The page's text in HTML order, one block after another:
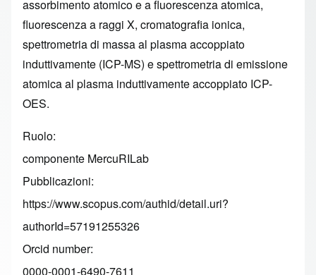
assorbimento atomico e a fluorescenza atomica,
fluorescenza a raggi X, cromatografia ionica,
spettrometria di massa al plasma accoppiato
induttivamente (ICP-MS) e spettrometria di emissione
atomica al plasma induttivamente accoppiato ICP-
OES.
Ruolo
componente MercuRILab
Pubblicazioni
https://www.scopus.com/authid/detail.uri?
authorId=57191255326
Orcid number
0000-0001-6490-7611